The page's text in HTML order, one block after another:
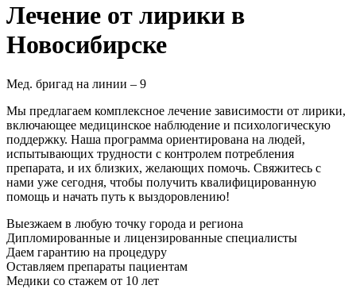
Лечение от лирики в
Новосибирске
Мед. бригад на линии – 9
Мы предлагаем комплексное лечение зависимости от лирики,
включающее медицинское наблюдение и психологическую
поддержку. Наша программа ориентирована на людей,
испытывающих трудности с контролем потребления
препарата, и их близких, желающих помочь. Свяжитесь с
нами уже сегодня, чтобы получить квалифицированную
помощь и начать путь к выздоровлению!
Выезжаем в любую точку города и региона
Дипломированные и лицензированные специалисты
Даем гарантию на процедуру
Оставляем препараты пациентам
Медики со стажем от 10 лет